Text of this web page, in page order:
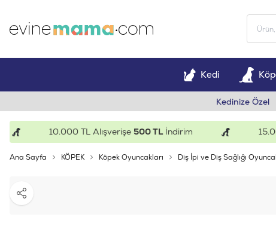
Kedi
Kedinize Özel
10.000 TL Alışverişe500 TLİndirim 15.000
Ana Sayfa KÖPEK Köpek Oyuncakları Diş İpi ve Diş Sağlığı
Paylaş